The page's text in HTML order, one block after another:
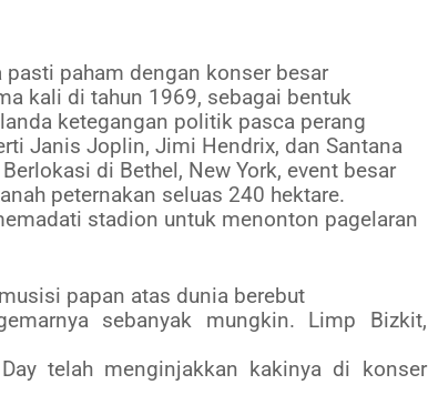
paham dengan konser besar
kali di tahun 1969, sebagai bentuk
ketegangan politik pasca perang
Janis Joplin, Jimi Hendrix, dan Santana
di Bethel, New York, event besar
peternakan seluas 240 hektare.
stadion untuk menonton pagelaran
papan atas dunia berebut
sebanyak mungkin. Limp Bizkit,
telah menginjakkan kakinya di konser